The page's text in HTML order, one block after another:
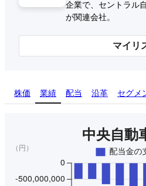
企業で、セントラル
が関連会社。
マイリ
株価 業績 配当 沿革 セグメ